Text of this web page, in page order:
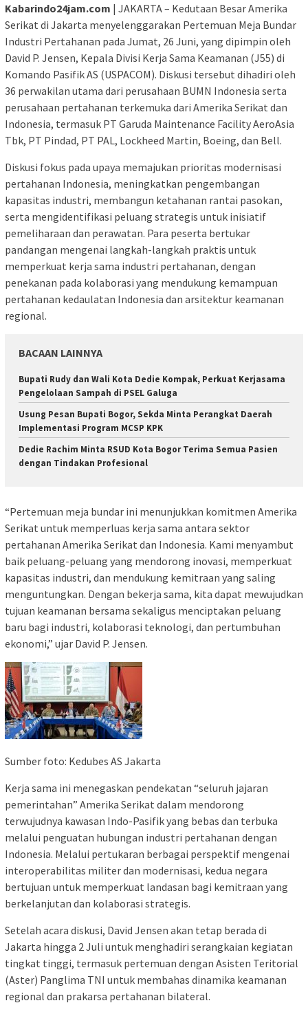
Kabarindo24jam.com | JAKARTA – Kedutaan Besar Amerika
Serikat di Jakarta menyelenggarakan Pertemuan Meja Bundar
Industri Pertahanan pada Jumat, 26 Juni, yang dipimpin oleh
David P. Jensen, Kepala Divisi Kerja Sama Keamanan (J55) di
Komando Pasifik AS (USPACOM). Diskusi tersebut dihadiri oleh
36 perwakilan utama dari perusahaan BUMN Indonesia serta
perusahaan pertahanan terkemuka dari Amerika Serikat dan
Indonesia, termasuk PT Garuda Maintenance Facility AeroAsia
Tbk, PT Pindad, PT PAL, Lockheed Martin, Boeing, dan Bell.
Diskusi fokus pada upaya memajukan prioritas modernisasi
pertahanan Indonesia, meningkatkan pengembangan
kapasitas industri, membangun ketahanan rantai pasokan,
serta mengidentifikasi peluang strategis untuk inisiatif
pemeliharaan dan perawatan. Para peserta bertukar
pandangan mengenai langkah-langkah praktis untuk
memperkuat kerja sama industri pertahanan, dengan
penekanan pada kolaborasi yang mendukung kemampuan
pertahanan kedaulatan Indonesia dan arsitektur keamanan
regional.
BACAAN LAINNYA
Bupati Rudy dan Wali Kota Dedie Kompak, Perkuat Kerjasama
Pengelolaan Sampah di PSEL Galuga
Usung Pesan Bupati Bogor, Sekda Minta Perangkat Daerah
Implementasi Program MCSP KPK
Dedie Rachim Minta RSUD Kota Bogor Terima Semua Pasien
dengan Tindakan Profesional
“Pertemuan meja bundar ini menunjukkan komitmen Amerika
Serikat untuk memperluas kerja sama antara sektor
pertahanan Amerika Serikat dan Indonesia. Kami menyambut
baik peluang-peluang yang mendorong inovasi, memperkuat
kapasitas industri, dan mendukung kemitraan yang saling
menguntungkan. Dengan bekerja sama, kita dapat mewujudkan
tujuan keamanan bersama sekaligus menciptakan peluang
baru bagi industri, kolaborasi teknologi, dan pertumbuhan
ekonomi,” ujar David P. Jensen.
Sumber foto: Kedubes AS Jakarta
Kerja sama ini menegaskan pendekatan “seluruh jajaran
pemerintahan” Amerika Serikat dalam mendorong
terwujudnya kawasan Indo-Pasifik yang bebas dan terbuka
melalui penguatan hubungan industri pertahanan dengan
Indonesia. Melalui pertukaran berbagai perspektif mengenai
interoperabilitas militer dan modernisasi, kedua negara
bertujuan untuk memperkuat landasan bagi kemitraan yang
berkelanjutan dan kolaborasi strategis.
Setelah acara diskusi, David Jensen akan tetap berada di
Jakarta hingga 2 Juli untuk menghadiri serangkaian kegiatan
tingkat tinggi, termasuk pertemuan dengan Asisten Teritorial
(Aster) Panglima TNI untuk membahas dinamika keamanan
regional dan prakarsa pertahanan bilateral.